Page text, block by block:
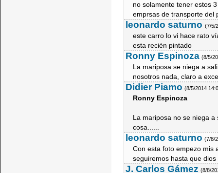
no solamente tener estos
emprsas de transporte del
leonardo saturno(7/5/
este carro lo vi hace rato
esta recién pintado
Ronny Espinoza (8/5/
La mariposa se niega a
nosotros nada, claro a
Didier Piamo (8/5/2014
Ronny Espinoza
La mariposa no se niega
cosa......
leonardo saturno (7/8/
Con esta foto empezo mis
seguiremos hasta que
J. Carlos Gámez (8/8/